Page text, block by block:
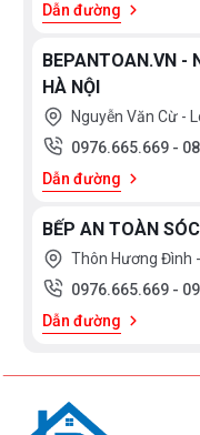
Dẫn đường
BEPANTOAN.VN -
HÀ NỘI
Nguyễn Văn Cừ -
0976.665.669 -
Dẫn đường
BẾP AN TOÀN
Thôn Hương Đình
0976.665.669 -
Dẫn đường